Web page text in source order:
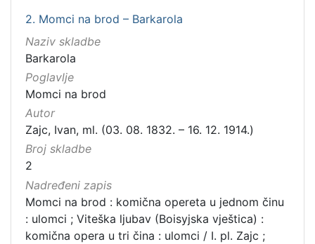
2. Momci na brod – Barkarola
Naziv skladbe
Barkarola
Poglavlje
Momci na brod
Autor
Zajc, Ivan, ml. (03. 08. 1832. – 16. 12. 1914.)
Broj skladbe
2
Nadređeni zapis
Momci na brod : komična opereta u jednom činu
: ulomci ; Viteška ljubav (Boisyjska vještica) :
komična opera u tri čina : ulomci / I. pl. Zajc ;